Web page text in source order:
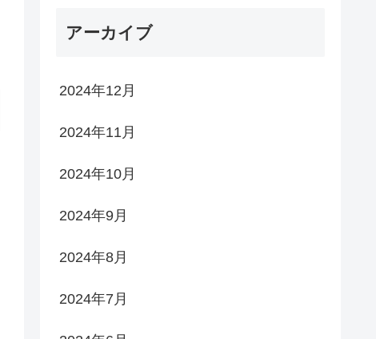
アーカイブ
2024年12月
2024年11月
2024年10月
2024年9月
2024年8月
2024年7月